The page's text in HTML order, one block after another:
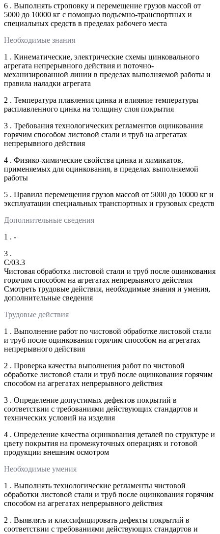
6 . Выполнять строповку и перемещение грузов массой от
5000 до 10000 кг с помощью подъемно-транспортных и
специальных средств в пределах рабочего места
Необходимые знания
1 . Кинематические, электрические схемы цинковального
агрегата непрерывного действия и поточно-
механизированной линии в пределах выполняемой работы и
правила наладки агрегата
2 . Температура плавления цинка и влияние температуры
расплавленного цинка на толщину слоя покрытия
3 . Требования технологических регламентов оцинкования
горячим способом листовой стали и труб на агрегатах
непрерывного действия
4 . Физико-химические свойства цинка и химикатов,
применяемых для оцинкования, в пределах выполняемой
работы
5 . Правила перемещения грузов массой от 5000 до 10000 кг и
эксплуатации специальных транспортных и грузовых средств
Дополнительные сведения
1 . -
3 .
C/03.3
Чистовая обработка листовой стали и труб после оцинкования
горячим способом на агрегатах непрерывного действия
Смотреть трудовые действия, необходимые знания и умения,
дополнительные сведения
Трудовые действия
1 . Выполнение работ по чистовой обработке листовой стали
и труб после оцинкования горячим способом на агрегатах
непрерывного действия
2 . Проверка качества выполнения работ по чистовой
обработке листовой стали и труб после оцинкования горячим
способом на агрегатах непрерывного действия
3 . Определение допустимых дефектов покрытий в
соответствии с требованиями действующих стандартов и
технических условий на изделия
4 . Определение качества оцинкования деталей по структуре и
цвету покрытия на промежуточных операциях и готовой
продукции внешним осмотром
Необходимые умения
1 . Выполнять технологические регламенты чистовой
обработки листовой стали и труб после оцинкования горячим
способом на агрегатах непрерывного действия
2 . Выявлять и классифицировать дефекты покрытий в
соответствии с требованиями действующих стандартов и